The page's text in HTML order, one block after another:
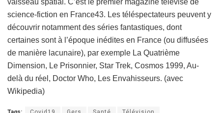
vaisseau spatial. C’est le premier magazine télévisé de
science-fiction en France43. Les téléspectateurs peuvent y
découvrir notamment des séries fantastiques, dont
certaines sont à l’époque inédites en France (ou diffusées
de manière lacunaire), par exemple La Quatrième
Dimension, Le Prisonnier, Star Trek, Cosmos 1999, Au-
delà du réel, Doctor Who, Les Envahisseurs. (avec
Wikipedia)